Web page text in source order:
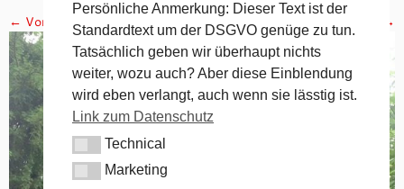
← Vorheriges Nächstes →
Persönliche Anmerkung: Dieser Text ist der
Standardtext um der DSGVO genüge zu tun.
Tatsächlich geben wir überhaupt nichts
weiter, wozu auch? Aber diese Einblendung
wird eben verlangt, auch wenn sie lässtig ist.
Link zum Datenschutz
TechnicalTechnical
MarketingMarketing